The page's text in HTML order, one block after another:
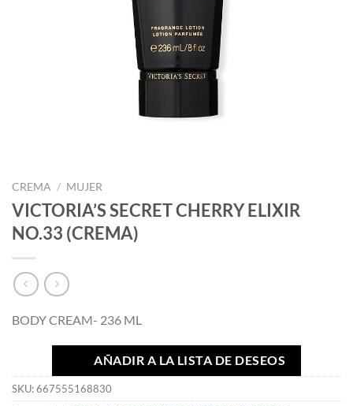
CREMA / MUJER
VICTORIA’S SECRET CHERRY ELIXIR
NO.33 (CREMA)
BODY CREAM- 236 ML
AÑADIR A LA LISTA DE DESEOS
SKU:667555168830